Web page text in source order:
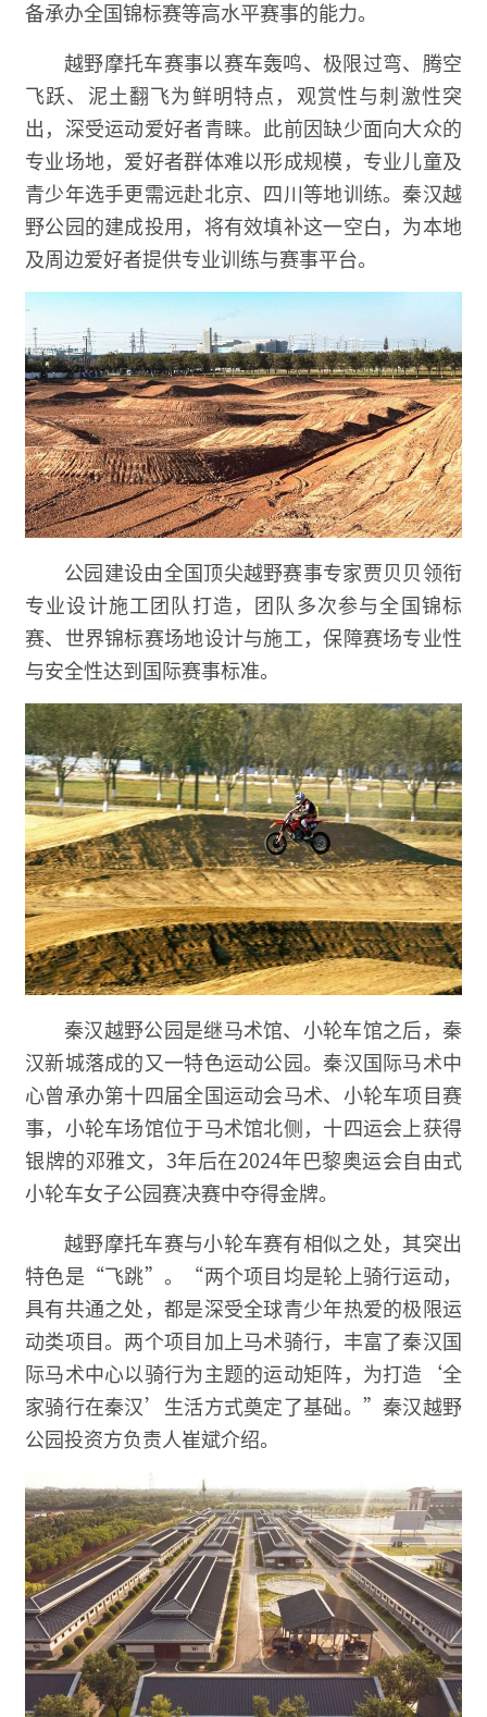
备承办全国锦标赛等高水平赛事的能力。
越野摩托车赛事以赛车轰鸣、极限过弯、腾空
飞跃、泥土翻飞为鲜明特点，观赏性与刺激性突
出，深受运动爱好者青睐。此前因缺少面向大众的
专业场地，爱好者群体难以形成规模，专业儿童及
青少年选手更需远赴北京、四川等地训练。秦汉越
野公园的建成投用，将有效填补这一空白，为本地
及周边爱好者提供专业训练与赛事平台。
公园建设由全国顶尖越野赛事专家贾贝贝领衔
专业设计施工团队打造，团队多次参与全国锦标
赛、世界锦标赛场地设计与施工，保障赛场专业性
与安全性达到国际赛事标准。
秦汉越野公园是继马术馆、小轮车馆之后，秦
汉新城落成的又一特色运动公园。秦汉国际马术中
心曾承办第十四届全国运动会马术、小轮车项目赛
事，小轮车场馆位于马术馆北侧，十四运会上获得
银牌的邓雅文，3年后在2024年巴黎奥运会自由式
小轮车女子公园赛决赛中夺得金牌。
越野摩托车赛与小轮车赛有相似之处，其突出
特色是“飞跳”。“两个项目均是轮上骑行运动，
具有共通之处，都是深受全球青少年热爱的极限运
动类项目。两个项目加上马术骑行，丰富了秦汉国
际马术中心以骑行为主题的运动矩阵，为打造‘全
家骑行在秦汉’生活方式奠定了基础。”秦汉越野
公园投资方负责人崔斌介绍。